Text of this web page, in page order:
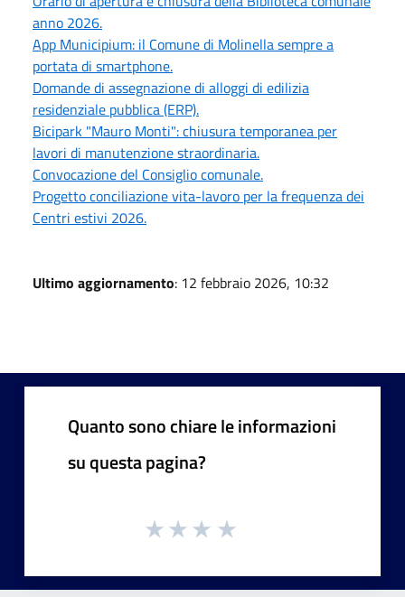
anno 2026.
App Municipium: il Comune di Molinella sempre a
portata di smartphone.
Domande di assegnazione di alloggi di edilizia
residenziale pubblica (ERP).
Bicipark "Mauro Monti": chiusura temporanea per
lavori di manutenzione straordinaria.
Convocazione del Consiglio comunale.
Progetto conciliazione vita-lavoro per la frequenza dei
Centri estivi 2026.
Ultimo aggiornamento: 12 febbraio 2026, 10:32
Quanto sono chiare le informazioni
su questa pagina?